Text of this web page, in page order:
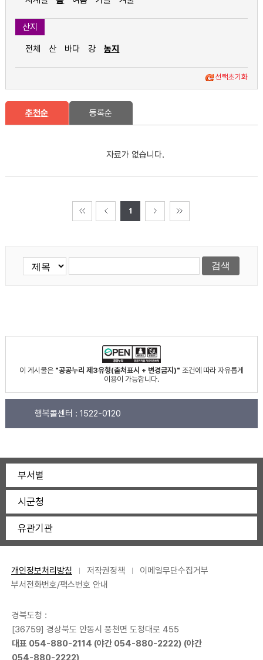
산지
전체 산 바다 강 농지
선택초기화
추천순 등록순
자료가 없습니다.
1
이 게시물은 "공공누리 제3유형(출처표시 + 변경금지)" 조건에 따라 자유롭게
이용이 가능합니다.
행복콜센터 : 1522-0120
부서별
시군청
유관기관
개인정보처리방침 저작권정책
이메일무단수집거부
부서전화번호/팩스번호 안내
경북도청 :
[36759] 경상북도 안동시 풍천면 도청대로 455
대표 054-880-2114 (야간 054-880-2222) (야간
054-880-2222)